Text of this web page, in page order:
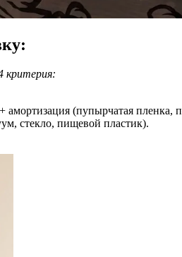
критерия:
(пупырчатая пленка,
стекло, пищевой пластик).